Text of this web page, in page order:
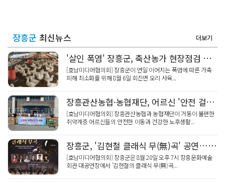
장흥군 최신뉴스 더보기
'살인 폭염' 장흥군, 축산농가 현장점검 총력
[호남미디어협의회] 장흥군이 연일 이어지는 폭염에 따른 가축
피해 최소화를 위해 8월 6일 회진면 오리 사육...
장흥관산농협·농협재단, 어르신 '안전 걸음' 보행보조기 70대 기탁
[호남미디어협의회] 장흥관산농협과 농협재단이 거동이 불편한
취약계층 어르신들의 안전한 이동과 건강한 노후생활...
장흥군, '김현철 클래식 무(無)곡' 공연…웃음 감동 가득
[호남미디어협의회] 장흥군은 8월 20일 오후 7시 장흥문화예술
회관 대공연장에서 '김현철의 클래식 무(無)곡...